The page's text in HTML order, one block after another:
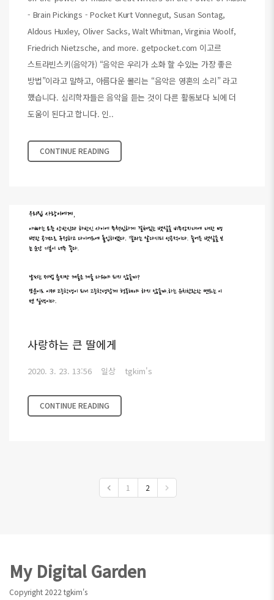
- Brain Pickings - Pocket Kurt Vonnegut, Susan Sontag,
Aldous Huxley, Oliver Sacks, Walt Whitman, Virginia Woolf,
Friedrich Nietzsche, and more. getpocket.com 이고르
스트라빈스키(음악가) “음악은 우리가 소화 할 수있는 가장 좋은
방법”이라고 말하고, 아름다운 몰리는 “음악은 영혼의 소리” 라고
했습니다. 심리학자들은 음악을 듣는 것이 다른 활동보다 뇌에 더
도움이 된다고 합니다. 인..
CONTINUE READING
사랑하는 큰 딸에게
2020. 3. 23. 13:56 일상 tgkim's
CONTINUE READING
1 2
Footer
My Digital Garden
Copyright 2022 tgkim's